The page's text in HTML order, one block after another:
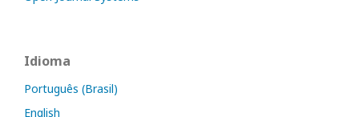
Idioma
Português (Brasil)
English